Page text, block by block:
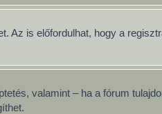
is előfordulhat, hogy a
valamint – ha a fórum